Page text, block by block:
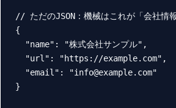
// ただのJSON：機械はこれが「会社情
{
  "name": "株式会社サンプル",
  "url": "https://example.com",
  "email": "info@example.com"
}